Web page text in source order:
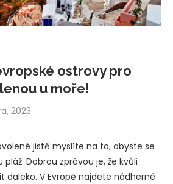
ostrovy pro
u moře!
2023
jistě myslíte na to, abyste se
Dobrou zprávou je, že kvůli
V Evropě najdete nádherné